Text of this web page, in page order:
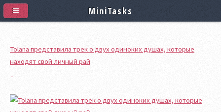
Tolana представила трек о двух одиноких душах, которые
находят свой личный рай
MiniTasks